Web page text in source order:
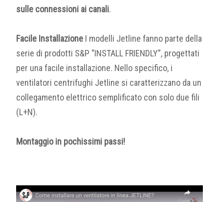
sulle connessioni ai canali.
Facile Installazione I modelli Jetline fanno parte della
serie di prodotti S&P “INSTALL FRIENDLY”, progettati
per una facile installazione. Nello specifico, i
ventilatori centrifughi Jetline si caratterizzano da un
collegamento elettrico semplificato con solo due fili
(L+N).
Montaggio in pochissimi passi!